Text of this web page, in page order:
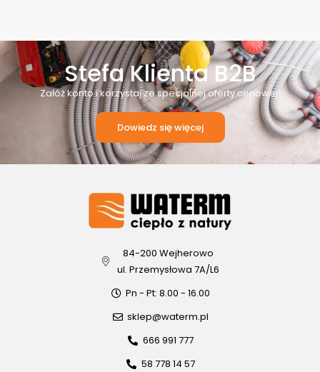
Stefa Klienta B2B
Załóż konto i korzystaj ze specjalnej oferty cenowej!
Dowiedz się więcej
84-200 Wejherowo
ul. Przemysłowa 7A/L6
Pn - Pt: 8.00 - 16.00
sklep@waterm.pl
666 991 777
58 778 14 57